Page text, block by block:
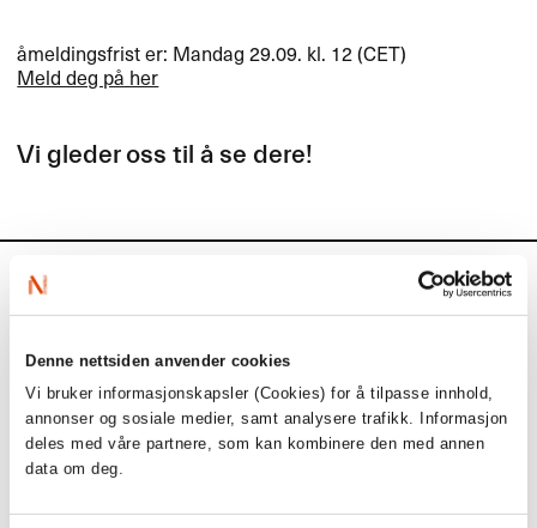
Denne nettsiden anvender cookies
Vi bruker informasjonskapsler (Cookies) for å tilpasse innhold,
annonser og sosiale medier, samt analysere trafikk. Informasjon
deles med våre partnere, som kan kombinere den med annen
data om deg.
åmeldingsfrist er: Mandag 29.09. kl. 12 (CET)
Meld deg på her
Vi gleder oss til å se dere!
Kalender
Kommende aktiviteter
1. september
Søknadsfrist: Tilskudd til eksport- og